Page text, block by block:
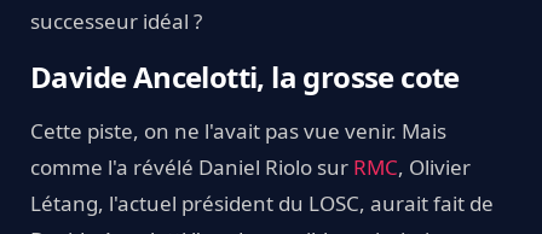
successeur idéal ?
Davide Ancelotti, la grosse cote
Cette piste, on ne l'avait pas vue venir. Mais
comme l'a révélé Daniel Riolo sur RMC, Olivier
Létang, l'actuel président du LOSC, aurait fait de